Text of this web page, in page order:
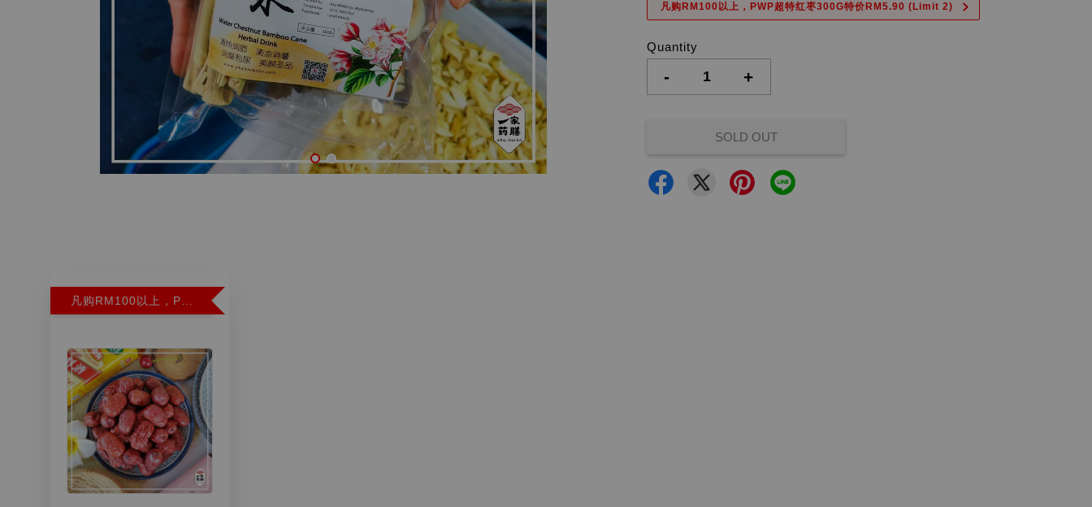
凡购RM100以上，PWP超特红枣300G特价RM5.90 (Limit 2)
Quantity
- +
SOLD OUT